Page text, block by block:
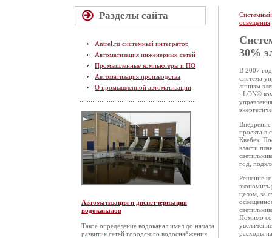
Разделы сайта
Antrel.ru системный интегратор
Автоматизация инженерных сетей
Промышленные компьютеры и ПО
Автоматизация производства
О промышленной автоматизации
Автоматизация и диспетчеризация
водоканалов
Такое определение водоканал имел до начала
развития сетей городского водоснабжения.
освещения
30%
В 2007
система
линиям
i.LON®
Внедрение
проекта в
Квебек.
власти
год,
Решение
экономить
целом, за
Помимо
расходы